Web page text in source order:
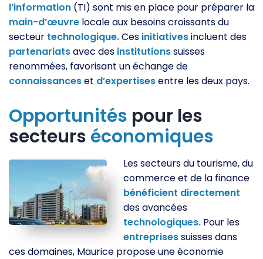
l’information (TI) sont mis en place pour préparer la
main-d’œuvre locale aux besoins croissants du
secteur technologique.Ces initiativesincluent des
partenariatsavec des institutionssuisses
renommées, favorisant un échange de
connaissanceset d’expertisesentre les deux pays.
Opportunités pour les
secteurs économiques
Les secteurs du tourisme, du
commerce et de la finance
bénéficient directement
des avancées
technologiques. Pour les
entreprisessuisses dans
ces domaines, Maurice propose une économie